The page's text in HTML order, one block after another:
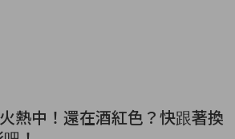
熱中！還在酒紅色？快跟著換